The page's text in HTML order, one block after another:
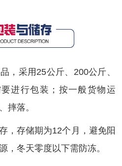
，采用25公斤、200公斤、
进行包装；按一般货物运
摔落。
，存储期为12个月，避免阳
，冬天零度以下需防冻。